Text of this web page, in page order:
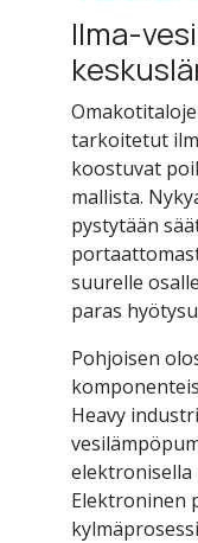
Ilma-
tarkoitetut
koostuvat
mallista.
pystytään
suurelle
paras
Pohjoisen
Heavy
elektronisella
Elektroninen